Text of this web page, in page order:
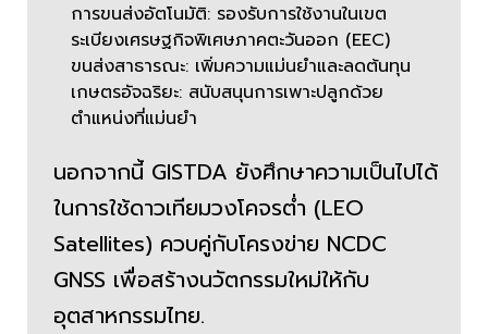
การขนส่งอัตโนมัติ: รองรับการใช้งานในเขต
ระเบียงเศรษฐกิจพิเศษภาคตะวันออก (EEC)
ขนส่งสาธารณะ: เพิ่มความแม่นยำและลดต้นทุน
เกษตรอัจฉริยะ: สนับสนุนการเพาะปลูกด้วย
ตำแหน่งที่แม่นยำ
นอกจากนี้ GISTDA ยังศึกษาความเป็นไปได้
ในการใช้ดาวเทียมวงโคจรต่ำ (LEO
Satellites) ควบคู่กับโครงข่าย NCDC
GNSS เพื่อสร้างนวัตกรรมใหม่ให้กับ
อุตสาหกรรมไทย.